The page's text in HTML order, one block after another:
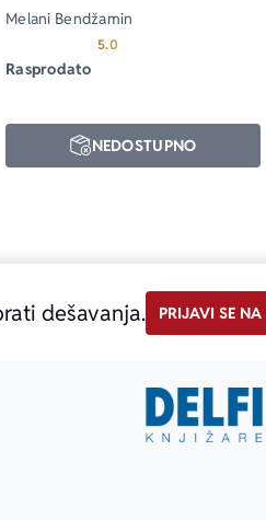
Melani Bendžamin
5.0Prosecna ocena je 5.0
Rasprodato
NEDOSTUPNO
dešavanja. PRIJAVI SE NA